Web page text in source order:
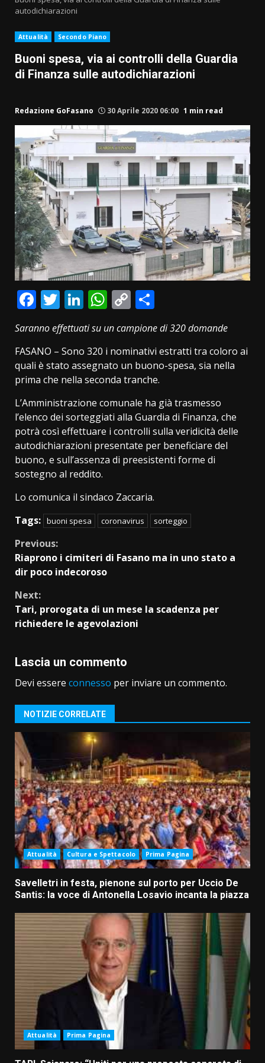
autodichiarazioni
Attualità Secondo Piano
Buoni spesa, via ai controlli della Guardia
di Finanza sulle autodichiarazioni
Redazione GoFasano 30 Aprile 2020 06:00 1 min read
Facebook
Twitter
LinkedIn
WhatsApp
Copy
Link
Saranno effettuati su un campione di 320 domande
FASANO – Sono 320 i nominativi estratti tra coloro ai
quali è stato assegnato un buono-spesa, sia nella
prima che nella seconda tranche.
L’Amministrazione comunale ha già trasmesso
l’elenco dei sorteggiati alla Guardia di Finanza, che
potrà così effettuare i controlli sulla veridicità delle
autodichiarazioni presentate per beneficiare del
buono, e sull’assenza di preesistenti forme di
sostegno al reddito.
Lo comunica il sindaco Zaccaria.
Tags: buoni spesa coronavirus sorteggio
Continue
Reading
Previous:
Riaprono i cimiteri di Fasano ma in uno stato a
dir poco indecoroso
Next:
Tari, prorogata di un mese la scadenza per
richiedere le agevolazioni
Lascia un commento
Devi essere connesso per inviare un commento.
NOTIZIE CORRELATE
Attualità Cultura e Spettacolo Prima Pagina
Savelletri in festa, pienone sul porto per Uccio De
Santis: la voce di Antonella Losavio incanta la piazza
Attualità Prima Pagina